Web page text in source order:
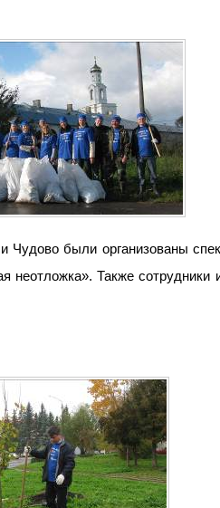
были организованы
неотложка». Также